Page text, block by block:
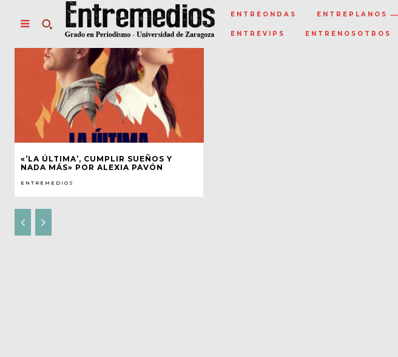
ENTREONDAS ENTREPLANOS
ENTREVIPS ENTRENOSOTROS
«’LA ÚLTIMA’, CUMPLIR SUEÑOS Y
NADA MÁS» POR ALEXIA PAVÓN
ENTREMEDIOS